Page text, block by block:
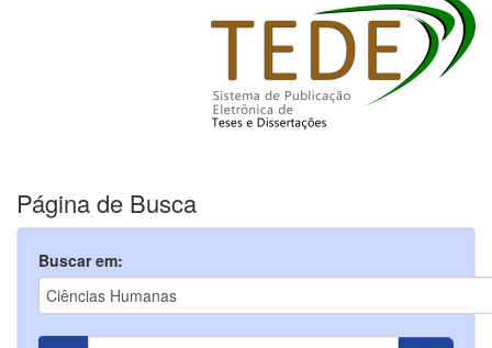
Página de Busca
Buscar em: